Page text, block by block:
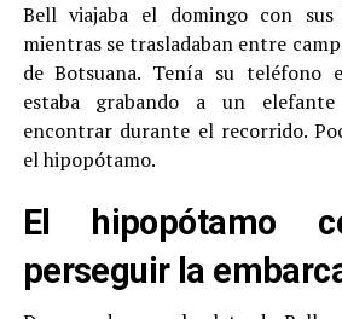
Bell viajaba el domingo con
mientras se trasladaban entre
de Botsuana. Tenía su teléfono
estaba grabando a un
encontrar durante el recorrido.
el hipopótamo.
El hipopótamo
perseguir la